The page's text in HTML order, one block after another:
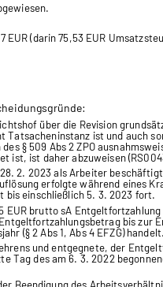
(darin 75,53 EUR
über die Revision
Tatsacheninstanz ist und auch
§ 509 Abs 2 ZPO
ist, ist daher abzuweisen
2023 als Arbeiter beschäftigt.
erfolgte während eines
bis einschließlich 5. 3. 2023 fort.
EUR brutto sA
bis zur
(§ 2 Abs 1, Abs 4 EFZG) handelt.
und entgegnete, der
Tag des am 6. 3. 2022